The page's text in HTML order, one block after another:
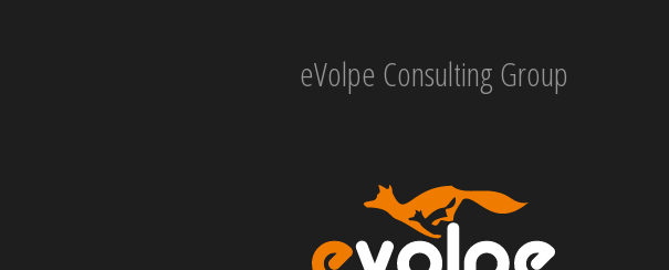
eVolpe Consulting Group